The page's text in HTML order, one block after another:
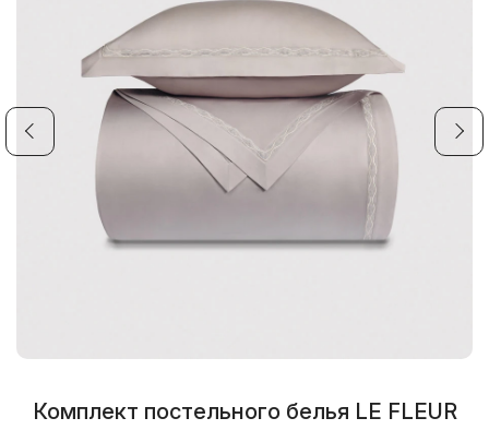
Комплект постельного белья LE FLEUR